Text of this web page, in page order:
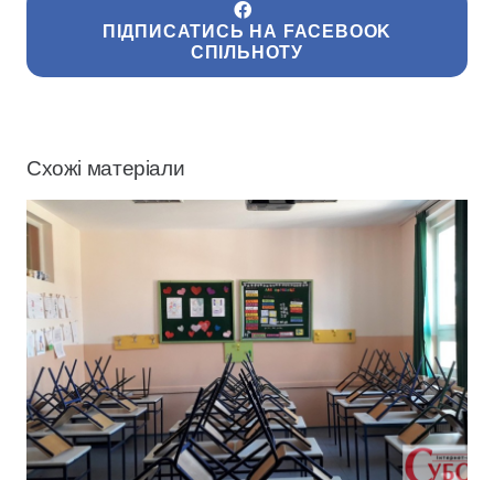
ПІДПИСАТИСЬ НА FACEBOOK
СПІЛЬНОТУ
Схожі матеріали